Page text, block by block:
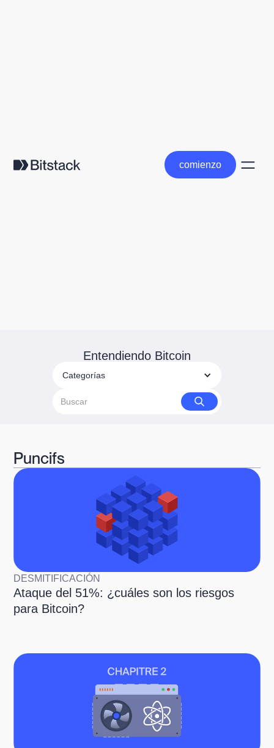
comienzo
comienzo
Entendiendo Bitcoin
Categorías
Puncifs
DESMITIFICACIÓN
Ataque del 51%: ¿cuáles son los riesgos
para Bitcoin?